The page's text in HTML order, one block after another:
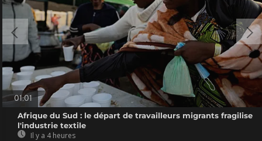
01:01
Afrique du Sud : le départ de travailleurs migrants fragilise
l'industrie textile
Il y a 4 heures